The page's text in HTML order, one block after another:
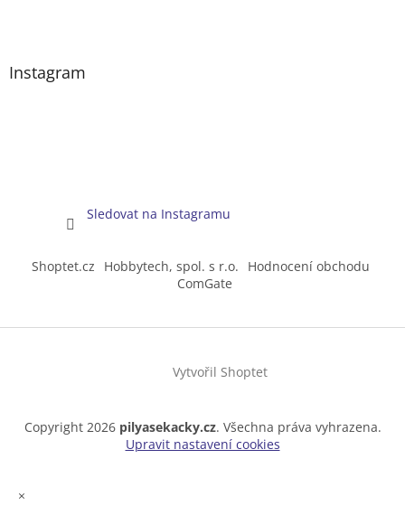
Instagram
Sledovat na Instagramu
Shoptet.cz Hobbytech, spol. s r.o.
Hodnocení obchodu
ComGate
Vytvořil Shoptet
Copyright 2026 pilyasekacky.cz. Všechna práva vyhrazena.
Upravit nastavení cookies
×